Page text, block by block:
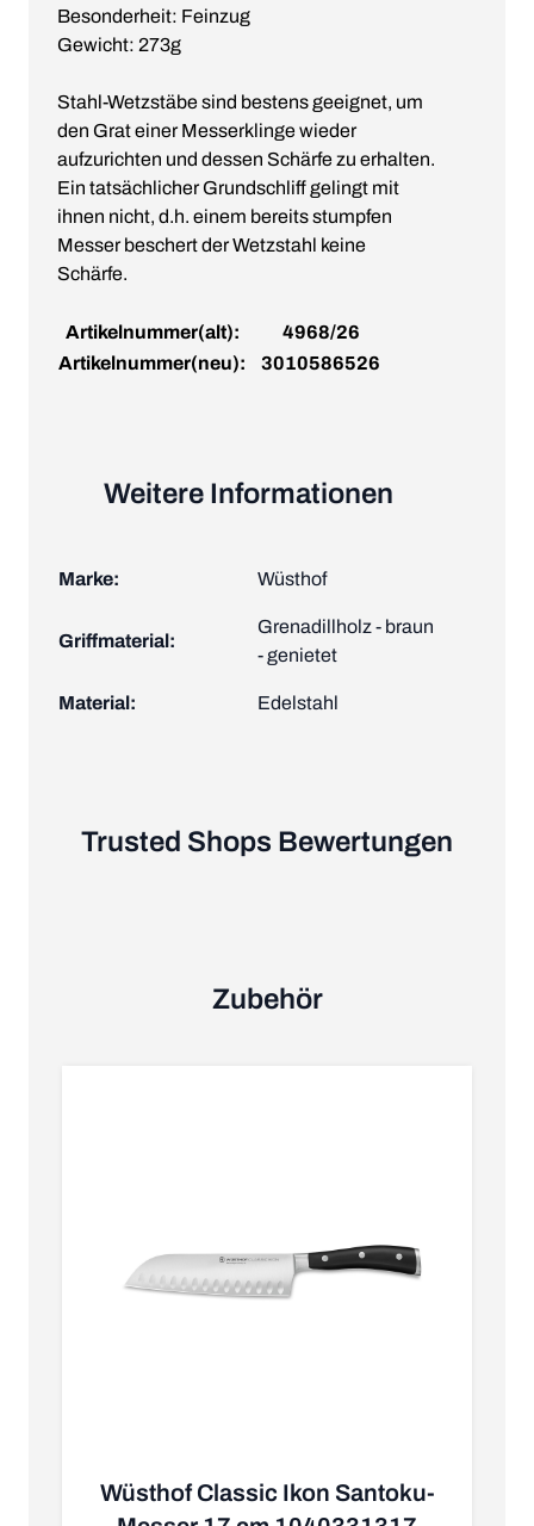
Besonderheit: Feinzug
Gewicht: 273g
Stahl-Wetzstäbe sind bestens geeignet, um
den Grat einer Messerklinge wieder
aufzurichten und dessen Schärfe zu erhalten.
Ein tatsächlicher Grundschliff gelingt mit
ihnen nicht, d.h. einem bereits stumpfen
Messer beschert der Wetzstahl keine
Schärfe.
Artikelnummer(alt):
4968/26
Artikelnummer(neu):
3010586526
Weitere Informationen
Marke: Wüsthof
Griffmaterial:
Grenadillholz - braun
- genietet
Material: Edelstahl
Trusted Shops Bewertungen
Zubehör
Wüsthof Classic Ikon Santoku-